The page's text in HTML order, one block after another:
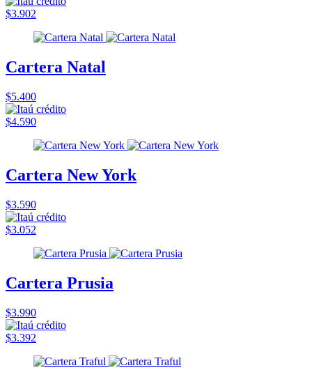
$3.902
Cartera Natal
$5.400
$4.590
Cartera New York
$3.590
$3.052
Cartera Prusia
$3.990
$3.392